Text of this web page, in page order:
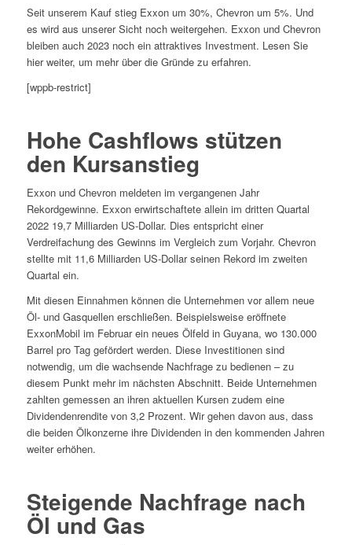
Seit unserem Kauf stieg Exxon um 30%, Chevron um 5%. Und
es wird aus unserer Sicht noch weitergehen. Exxon und Chevron
bleiben auch 2023 noch ein attraktives Investment. Lesen Sie
hier weiter, um mehr über die Gründe zu erfahren.
[wppb-restrict]
Hohe Cashflows stützen
den Kursanstieg
Exxon und Chevron meldeten im vergangenen Jahr
Rekordgewinne. Exxon erwirtschaftete allein im dritten Quartal
2022 19,7 Milliarden US-Dollar. Dies entspricht einer
Verdreifachung des Gewinns im Vergleich zum Vorjahr. Chevron
stellte mit 11,6 Milliarden US-Dollar seinen Rekord im zweiten
Quartal ein.
Mit diesen Einnahmen können die Unternehmen vor allem neue
Öl- und Gasquellen erschließen. Beispielsweise eröffnete
ExxonMobil im Februar ein neues Ölfeld in Guyana, wo 130.000
Barrel pro Tag gefördert werden. Diese Investitionen sind
notwendig, um die wachsende Nachfrage zu bedienen – zu
diesem Punkt mehr im nächsten Abschnitt. Beide Unternehmen
zahlten gemessen an ihren aktuellen Kursen zudem eine
Dividendenrendite von 3,2 Prozent. Wir gehen davon aus, dass
die beiden Ölkonzerne ihre Dividenden in den kommenden Jahren
weiter erhöhen.
Steigende Nachfrage nach
Öl und Gas